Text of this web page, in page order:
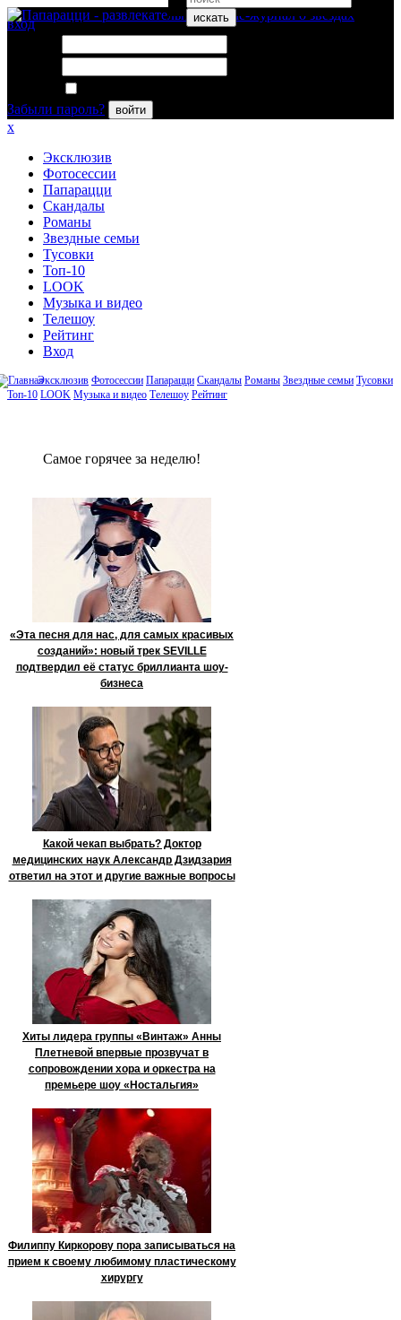
искать
вход
Забыли пароль?
войти
x
Эксклюзив
Фотосессии
Папарацци
Скандалы
Романы
Звездные семьи
Тусовки
Топ-10
LOOK
Музыка и видео
Телешоу
Рейтинг
Вход
Эксклюзив Фотосессии Папарацци Скандалы Романы Звездные семьи Тусовки
Топ-10 LOOK Музыка и видео Телешоу Рейтинг
Сaмое гoрячее за неделю!
«Эта песня для нас, для самых красивых
созданий»: новый трек SEVILLE
подтвердил её статус бриллианта шоу-
бизнеса
Какой чекап выбрать? Доктор
медицинских наук Александр Дзидзария
ответил на этот и другие важные вопросы
Хиты лидера группы «Винтаж» Анны
Плетневой впервые прозвучат в
сопровождении хора и оркестра на
премьере шоу «Ностальгия»
Филиппу Киркорову пора записываться на
прием к своему любимому пластическому
хирургу